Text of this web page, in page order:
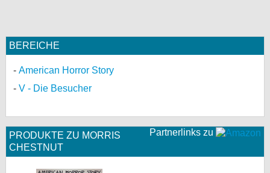
BEREICHE
American Horror Story
V - Die Besucher
Partnerlinks zu
PRODUKTE ZU MORRIS
CHESTNUT